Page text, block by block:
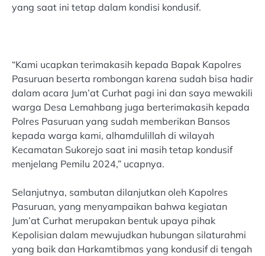
yang saat ini tetap dalam kondisi kondusif.
“Kami ucapkan terimakasih kepada Bapak Kapolres
Pasuruan beserta rombongan karena sudah bisa hadir
dalam acara Jum’at Curhat pagi ini dan saya mewakili
warga Desa Lemahbang juga berterimakasih kepada
Polres Pasuruan yang sudah memberikan Bansos
kepada warga kami, alhamdulillah di wilayah
Kecamatan Sukorejo saat ini masih tetap kondusif
menjelang Pemilu 2024,” ucapnya.
Selanjutnya, sambutan dilanjutkan oleh Kapolres
Pasuruan, yang menyampaikan bahwa kegiatan
Jum’at Curhat merupakan bentuk upaya pihak
Kepolisian dalam mewujudkan hubungan silaturahmi
yang baik dan Harkamtibmas yang kondusif di tengah